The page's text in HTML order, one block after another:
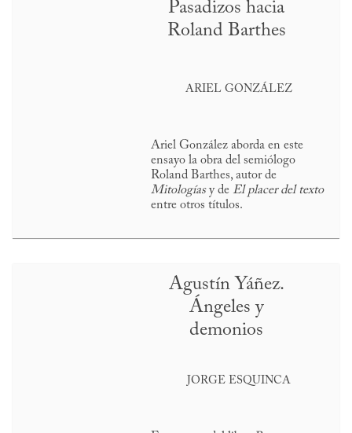
Pasadizos hacia
Roland Barthes
ARIEL GONZÁLEZ
Ariel González aborda en este
ensayo la obra del semiólogo
Roland Barthes, autor de
Mitologíasy de El placer del texto
entre otros títulos.
Agustín Yáñez.
Ángeles y
demonios
JORGE ESQUINCA